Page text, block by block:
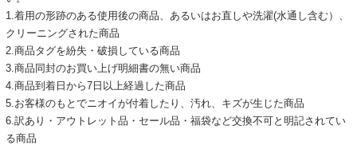
1.着用の形跡のある使用後の商品、あるいはお直しや洗濯(水通し含む）、
クリーニングされた商品
2.商品タグを紛失・破損している商品
3.商品同封のお買い上げ明細書の無い商品
4.商品到着日から7日以上経過した商品
5.お客様のもとでニオイが付着したり、汚れ、キズが生じた商品
6.訳あり・アウトレット品・セール品・福袋など交換不可と明記されてい
る商品